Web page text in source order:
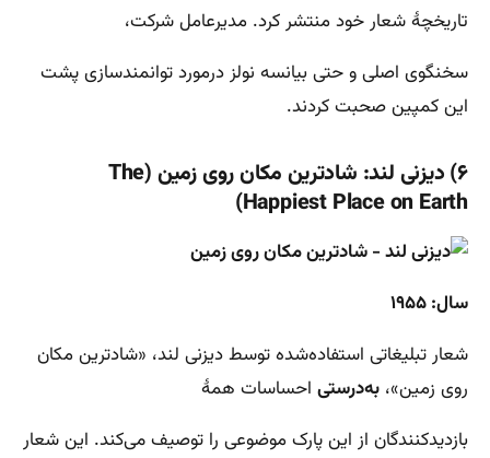
تاریخچۀ شعار خود منتشر کرد. مدیرعامل شرکت،
سخنگوی اصلی و حتی بیانسه نولز درمورد توانمندسازی پشت
این کمپین صحبت کردند.
۶) دیزنی لند: شادترین مکان روی زمین (The
Happiest Place on Earth)
سال: ۱۹۵۵
شعار تبلیغاتی استفاده‌شده توسط دیزنی لند، «شادترین مکان
روی زمین»، به‌درستی احساسات همۀ
بازدیدکنندگان از این پارک موضوعی را توصیف می‌کند. این شعار